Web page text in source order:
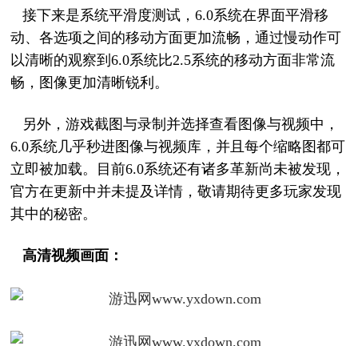
接下来是系统平滑度测试，6.0系统在界面平滑移
动、各选项之间的移动方面更加流畅，通过慢动作可
以清晰的观察到6.0系统比2.5系统的移动方面非常流
畅，图像更加清晰锐利。
另外，游戏截图与录制并选择查看图像与视频中，
6.0系统几乎秒进图像与视频库，并且每个缩略图都可
立即被加载。目前6.0系统还有诸多革新尚未被发现，
官方在更新中并未提及详情，敬请期待更多玩家发现
其中的秘密。
高清视频画面：